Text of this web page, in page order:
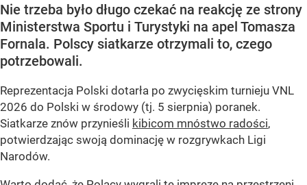
Nie trzeba było długo czekać na reakcję ze strony
Ministerstwa Sportu i Turystyki na apel Tomasza
Fornala. Polscy siatkarze otrzymali to, czego
potrzebowali.
Reprezentacja Polski dotarła po zwycięskim turnieju VNL
2026 do Polski w środowy (tj. 5 sierpnia) poranek.
Siatkarze znów przynieśli kibicom mnóstwo radości,
potwierdzając swoją dominację w rozgrywkach Ligi
Narodów.